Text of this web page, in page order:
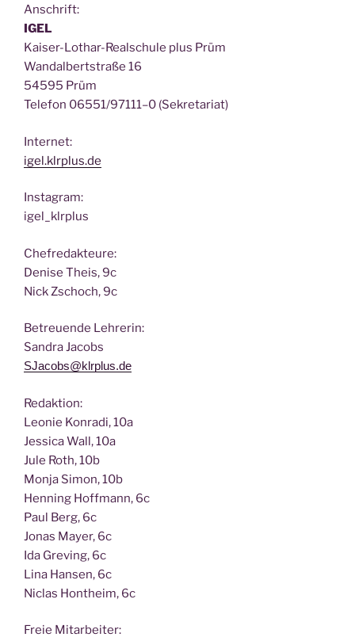
Anschrift:
IGEL
Kai­ser-Lothar-Real­schu­le plus Prüm
Wan­dal­bert­stra­ße 16
54595 Prüm
Tele­fon 06551/97111–0 (Sekre­ta­ri­at)
Inter­net:
igel.klrplus.de
Insta­gram:
igel_klrplus
Chef­re­dak­teu­re:
Deni­se Theis, 9c
Nick Zscho­ch, 9c
Betreu­en­de Lehrerin:
San­dra Jacobs
SJacobs@klrplus.de
Redak­ti­on:
Leo­nie Kon­ra­di, 10a
Jes­si­ca Wall, 10a
Jule Roth, 10b
Mon­ja Simon, 10b
Hen­ning Hoff­mann, 6c
Paul Berg, 6c
Jonas May­er, 6c
Ida Gre­ving, 6c
Lina Han­sen, 6c
Nic­las Hont­heim, 6c
Freie Mit­ar­bei­ter: